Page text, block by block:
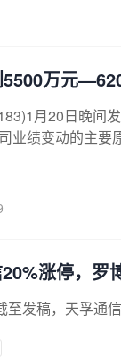
万元
月20日晚间
业绩变动的主要
涨停，罗
发稿，天孚通